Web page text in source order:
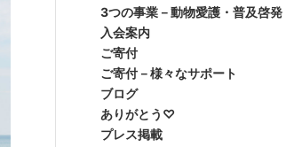
3つの事業－動物愛護・普及啓発
入会案内
ご寄付
ご寄付－様々なサポート
ブログ
ありがとう♡
プレス掲載